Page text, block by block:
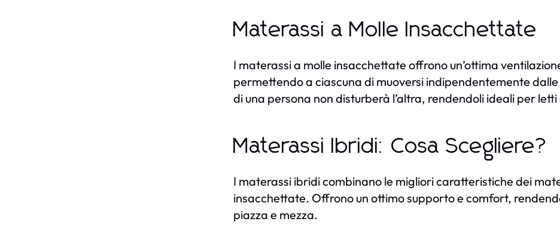
Materassi a Molle Insacchettate
I materassi a molle insacchettate offrono un’ottima
permettendo a ciascuna di muoversi indipendentemente
di una persona non disturberà l’altra, rendendoli ideali per letti
Materassi Ibridi: Cosa Scegliere?
I materassi ibridi combinano le migliori caratteristiche dei
insacchettate. Offrono un ottimo supporto e comfort,
piazza e mezza.